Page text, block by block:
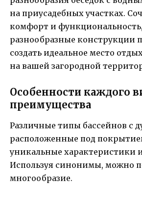
на приусадебных участках.
комфорт и
разнообразные конструкции
создать идеальное место
на вашей загородной
Особенности каждого
преимущества
Различные типы бассейнов с
расположенные под
уникальные характеристики
Используя синонимы, можно
многообразие.